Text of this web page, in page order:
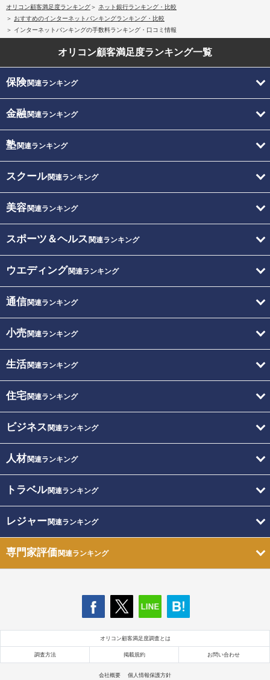
オリコン顧客満足度ランキング
ネット銀行ランキング・比較
おすすめのインターネットバンキングランキング・比較
インターネットバンキングの手数料ランキング・口コミ情報
オリコン顧客満足度ランキング一覧
保険関連ランキング
金融関連ランキング
塾関連ランキング
スクール関連ランキング
美容関連ランキング
スポーツ＆ヘルス 関連ランキング
ウエディング関連ランキング
通信関連ランキング
小売関連ランキング
生活関連ランキング
住宅関連ランキング
ビジネス 関連ランキング
人材関連ランキング
トラベル関連ランキング
レジャー関連ランキング
専門家評価関連ランキング
オリコン顧客満足度調査とは
調査方法 掲載規約 お問い合わせ
会社概要 個人情報保護方針